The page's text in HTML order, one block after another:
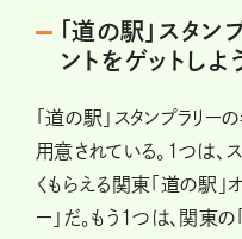
「道の駅」スタ
ントをゲットしよ
「道の駅」スタンプラリ
用意されている。1つは、
くもらえる関東「道の駅」
ー」だ。もう1つは、関東